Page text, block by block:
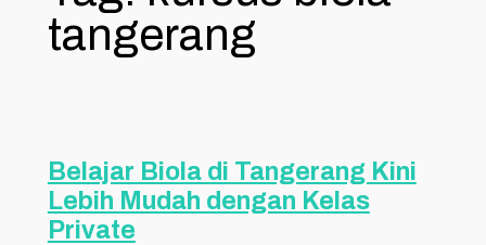
tangerang
Belajar Biola di Tangerang Kini
Lebih Mudah dengan Kelas
Private